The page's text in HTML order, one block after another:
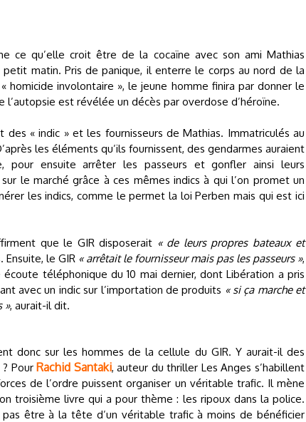
ce qu’elle croit être de la cocaïne avec son ami Mathias
matin. Pris de panique, il enterre le corps au nord de la
homicide involontaire », le jeune homme finira par donner le
est révélée un décès par overdose d’héroïne.
« indic » et les fournisseurs de Mathias. Immatriculés au
les éléments qu’ils fournissent, des gendarmes auraient
pour ensuite arrêter les passeurs et gonfler ainsi leurs
le marché grâce à ces mêmes indics à qui l’on promet un
les indics, comme le permet la loi Perben mais qui est ici
que le GIR disposerait « de leurs propres bateaux et
le GIR « arrêtait le fournisseur mais pas les passeurs »,
téléphonique du 10 mai dernier, dont Libération a pris
avec un indic sur l’importation de produits « si ça marche et
», aurait-il dit.
donc sur les hommes de la cellule du GIR. Y aurait-il des
? PourRachid Santaki, auteur du thriller Les Anges s’habillent
de l’ordre puissent organiser un véritable trafic. Il mène
troisième livre qui a pour thème : les ripoux dans la police.
être à la tête d’un véritable trafic à moins de bénéficier